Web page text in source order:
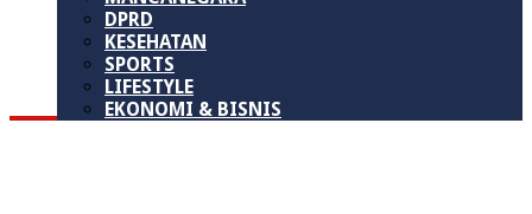
DPRD
KESEHATAN
SPORTS
LIFESTYLE
EKONOMI & BISNIS